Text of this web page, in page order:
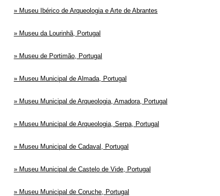
Museu Ibérico de Arqueologia e Arte de Abrantes
Museu da Lourinhã, Portugal
Museu de Portimão, Portugal
Museu Municipal de Almada, Portugal
Museu Municipal de Arqueologia, Amadora, Portugal
Museu Municipal de Arqueologia, Serpa, Portugal
Museu Municipal de Cadaval, Portugal
Museu Municipal de Castelo de Vide, Portugal
Museu Municipal de Coruche, Portugal